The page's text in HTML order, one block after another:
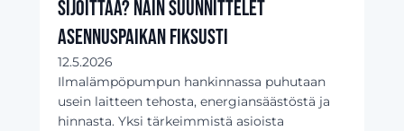
sijoittaa? Näin suunnittelet
asennuspaikan fiksusti
12.5.2026
Ilmalämpöpumpun hankinnassa puhutaan
usein laitteen tehosta, energiansäästöstä ja
hinnasta. Yksi tärkeimmistä asioista